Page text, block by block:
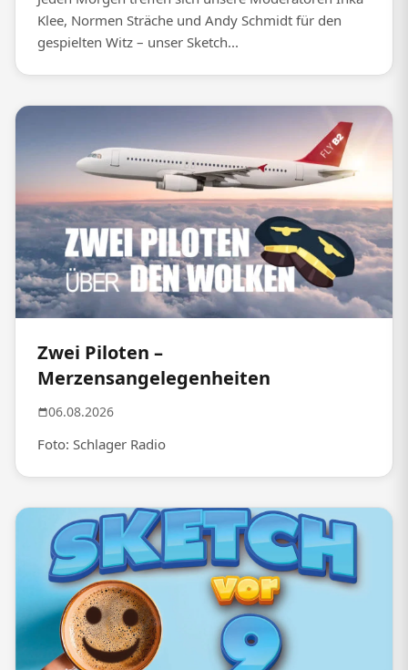
Klee, Normen Sträche und Andy Schmidt für den
gespielten Witz – unser Sketch...
Zwei Piloten –
Merzensangelegenheiten
06.08.2026
Foto: Schlager Radio